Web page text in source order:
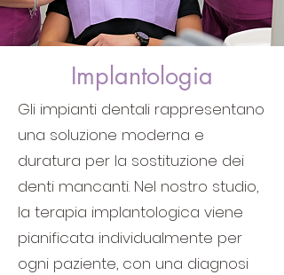
Implantologia
Gli impianti dentali rappresentano
una soluzione moderna e
duratura per la sostituzione dei
denti mancanti. Nel nostro studio,
la terapia implantologica viene
pianificata individualmente per
ogni paziente, con una diagnosi